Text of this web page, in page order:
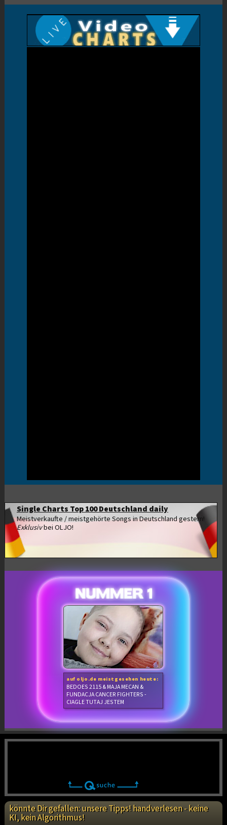
Single Charts Top 100 Deutschland daily
Meistverkaufte / meistgehörte Songs in Deutschland gestern!
Exklusivbei OLJO!
auf oljo.de meistgesehen heute:
BEDOES 2115 & MAJA MECAN &
FUNDACJA CANCER FIGHTERS -
CIAGLE TUTAJ JESTEM
könnte Dir gefallen: unsere Tipps! handverlesen - keine
KI, kein Algorithmus!